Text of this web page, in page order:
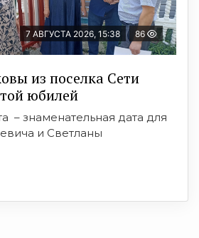
7 АВГУСТА 2026, 15:38 86
из поселка Сети
юбилей
– знаменательная дата для
и Светланы